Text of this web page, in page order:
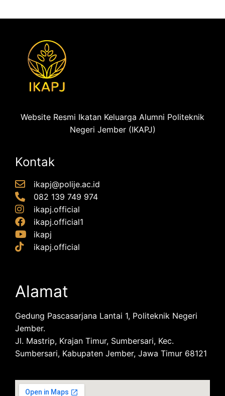
Website Resmi Ikatan Keluarga Alumni Politeknik
Negeri Jember (IKAPJ)
Kontak
ikapj@polije.ac.id
082 139 749 974
ikapj.official
ikapj.official1
ikapj
ikapj.official
Alamat
Gedung Pascasarjana Lantai 1, Politeknik Negeri
Jember.
Jl. Mastrip, Krajan Timur, Sumbersari, Kec.
Sumbersari, Kabupaten Jember, Jawa Timur 68121